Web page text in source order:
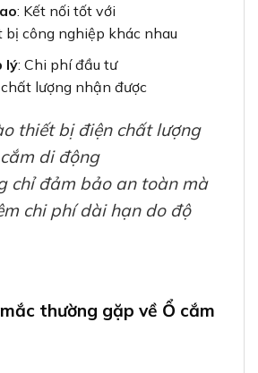
: Kết nối tốt với
bị công nghiệp khác nhau
lý: Chi phí đầu tư
lượng nhận được
thiết bị điện chất lượng
di động
chỉ đảm bảo an toàn mà
chi phí dài hạn do độ
thường gặp về Ổ cắm